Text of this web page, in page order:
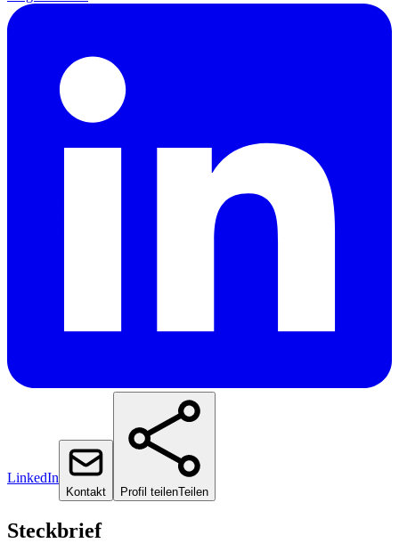
LinkedIn
Kontakt Profil teilenTeilen
Steckbrief